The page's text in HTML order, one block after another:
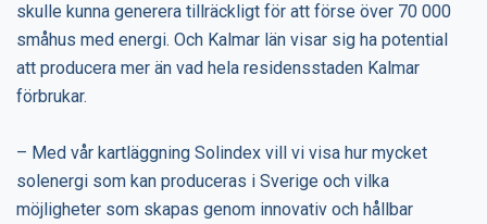
skulle kunna generera tillräckligt för att förse över 70 000
småhus med energi. Och Kalmar län visar sig ha potential
att producera mer än vad hela residensstaden Kalmar
förbrukar.
– Med vår kartläggning Solindex vill vi visa hur mycket
solenergi som kan produceras i Sverige och vilka
möjligheter som skapas genom innovativ och hållbar